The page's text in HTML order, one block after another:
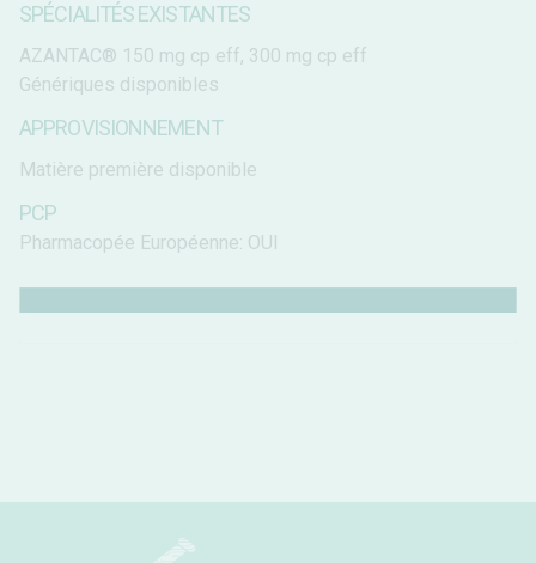
SPÉCIALITÉS EXISTANTES
AZANTAC® 150 mg cp eff, 300 mg cp eff
Génériques disponibles
APPROVISIONNEMENT
Matière première disponible
PCP
Pharmacopée Européenne: OUI